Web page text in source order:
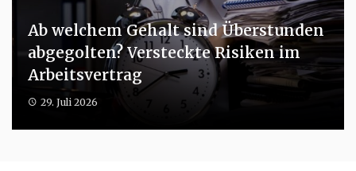
Ab welchem Gehalt sind Überstunden
abgegolten? Versteckte Risiken im
Arbeitsvertrag
29. Juli 2026